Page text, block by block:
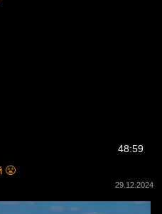
48:59
😤
29.12.2024